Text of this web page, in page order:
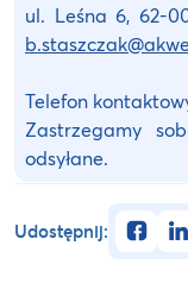
ul. Leśna 6, 62-
Telefon
Zastrzegamy
odsyłane.
Udostępnij: facebook